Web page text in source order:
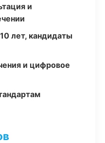
и
лет, кандидаты
и цифровое